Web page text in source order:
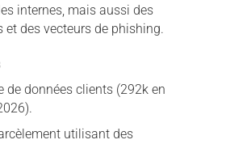
internes, mais aussi des
et des vecteurs de phishing.
de données clients (292k en
utilisant des